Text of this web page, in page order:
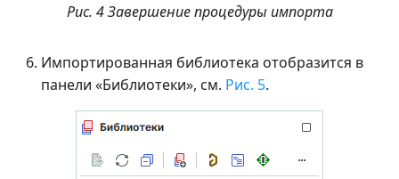
Рис. 4 Завершение процедуры импорта
Импортированная библиотека отобразится в
панели «Библиотеки», см. Рис. 5.